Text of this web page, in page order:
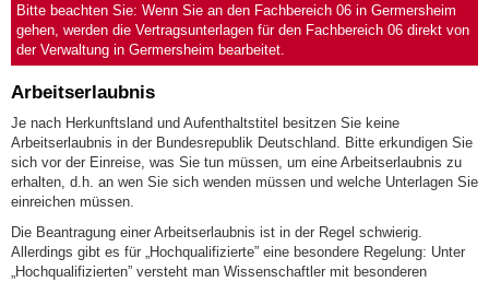
Bitte beachten Sie: Wenn Sie an den Fachbereich 06 in Germersheim
gehen, werden die Vertragsunterlagen für den Fachbereich 06 direkt von
der Verwaltung in Germersheim bearbeitet.
Arbeitserlaubnis
Je nach Herkunftsland und Aufenthaltstitel besitzen Sie keine
Arbeitserlaubnis in der Bundesrepublik Deutschland. Bitte erkundigen Sie
sich vor der Einreise, was Sie tun müssen, um eine Arbeitserlaubnis zu
erhalten, d.h. an wen Sie sich wenden müssen und welche Unterlagen Sie
einreichen müssen.
Die Beantragung einer Arbeitserlaubnis ist in der Regel schwierig.
Allerdings gibt es für „Hochqualifizierte” eine besondere Regelung: Unter
„Hochqualifizierten” versteht man Wissenschaftler mit besonderen